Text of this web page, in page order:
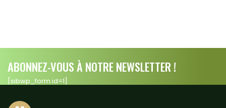
ABONNEZ-VOUS À NOTRE NEWSLETTER !
[sibwp_form id=1]